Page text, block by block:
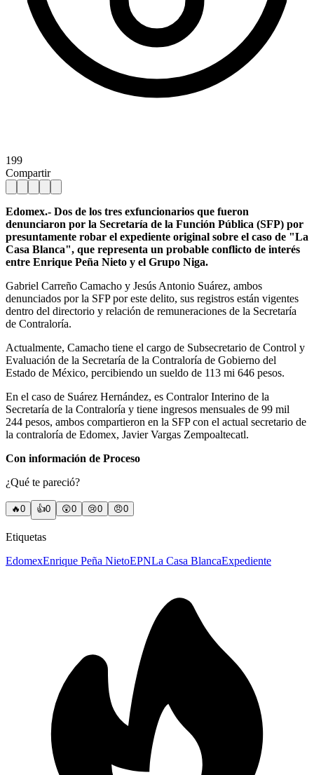
199
Compartir
Edomex.- Dos de los tres exfuncionarios que fueron
denunciaron por la Secretaría de la Función Pública (SFP) por
presuntamente robar el expediente original sobre el caso de "La
Casa Blanca", que representa un probable conflicto de interés
entre Enrique Peña Nieto y el Grupo Niga.
Gabriel Carreño Camacho y Jesús Antonio Suárez, ambos
denunciados por la SFP por este delito, sus registros están vigentes
dentro del directorio y relación de remuneraciones de la Secretaría
de Contraloría.
Actualmente, Camacho tiene el cargo de Subsecretario de Control y
Evaluación de la Secretaría de la Contraloría de Gobierno del
Estado de México, percibiendo un sueldo de 113 mi 646 pesos.
En el caso de Suárez Hernández, es Contralor Interino de la
Secretaría de la Contraloría y tiene ingresos mensuales de 99 mil
244 pesos, ambos compartieron en la SFP con el actual secretario de
la contraloría de Edomex, Javier Vargas Zempoaltecatl.
Con información de Proceso
¿Qué te pareció?
🔥0 👍0 😲0 😢0 😠0
Etiquetas
EdomexEnrique Peña NietoEPNLa Casa BlancaExpediente